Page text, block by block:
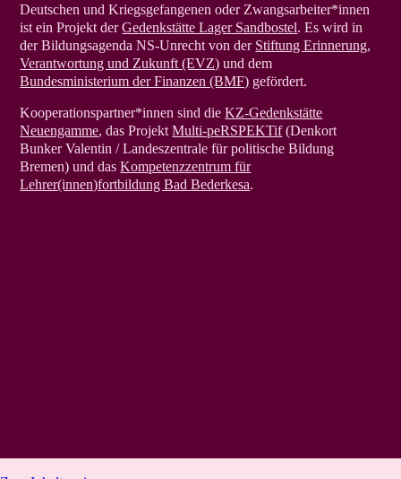
Deutschen und Kriegsgefangenen oder Zwangsarbeiter*innen
ist ein Projekt derGedenkstätte Lager Sandbostel. Es wird in
der Bildungsagenda NS-Unrecht von der Stiftung Erinnerung,
Verantwortung und Zukunft (EVZ) und dem
Bundesministerium der Finanzen (BMF) gefördert.
Kooperationspartner*innen sind dieKZ-Gedenkstätte
Neuengamme, das ProjektMulti-peRSPEKTif(Denkort
Bunker Valentin / Landeszentrale für politische Bildung
Bremen) und dasKompetenzzentrum für
Lehrer(innen)fortbildung Bad Bederkesa.